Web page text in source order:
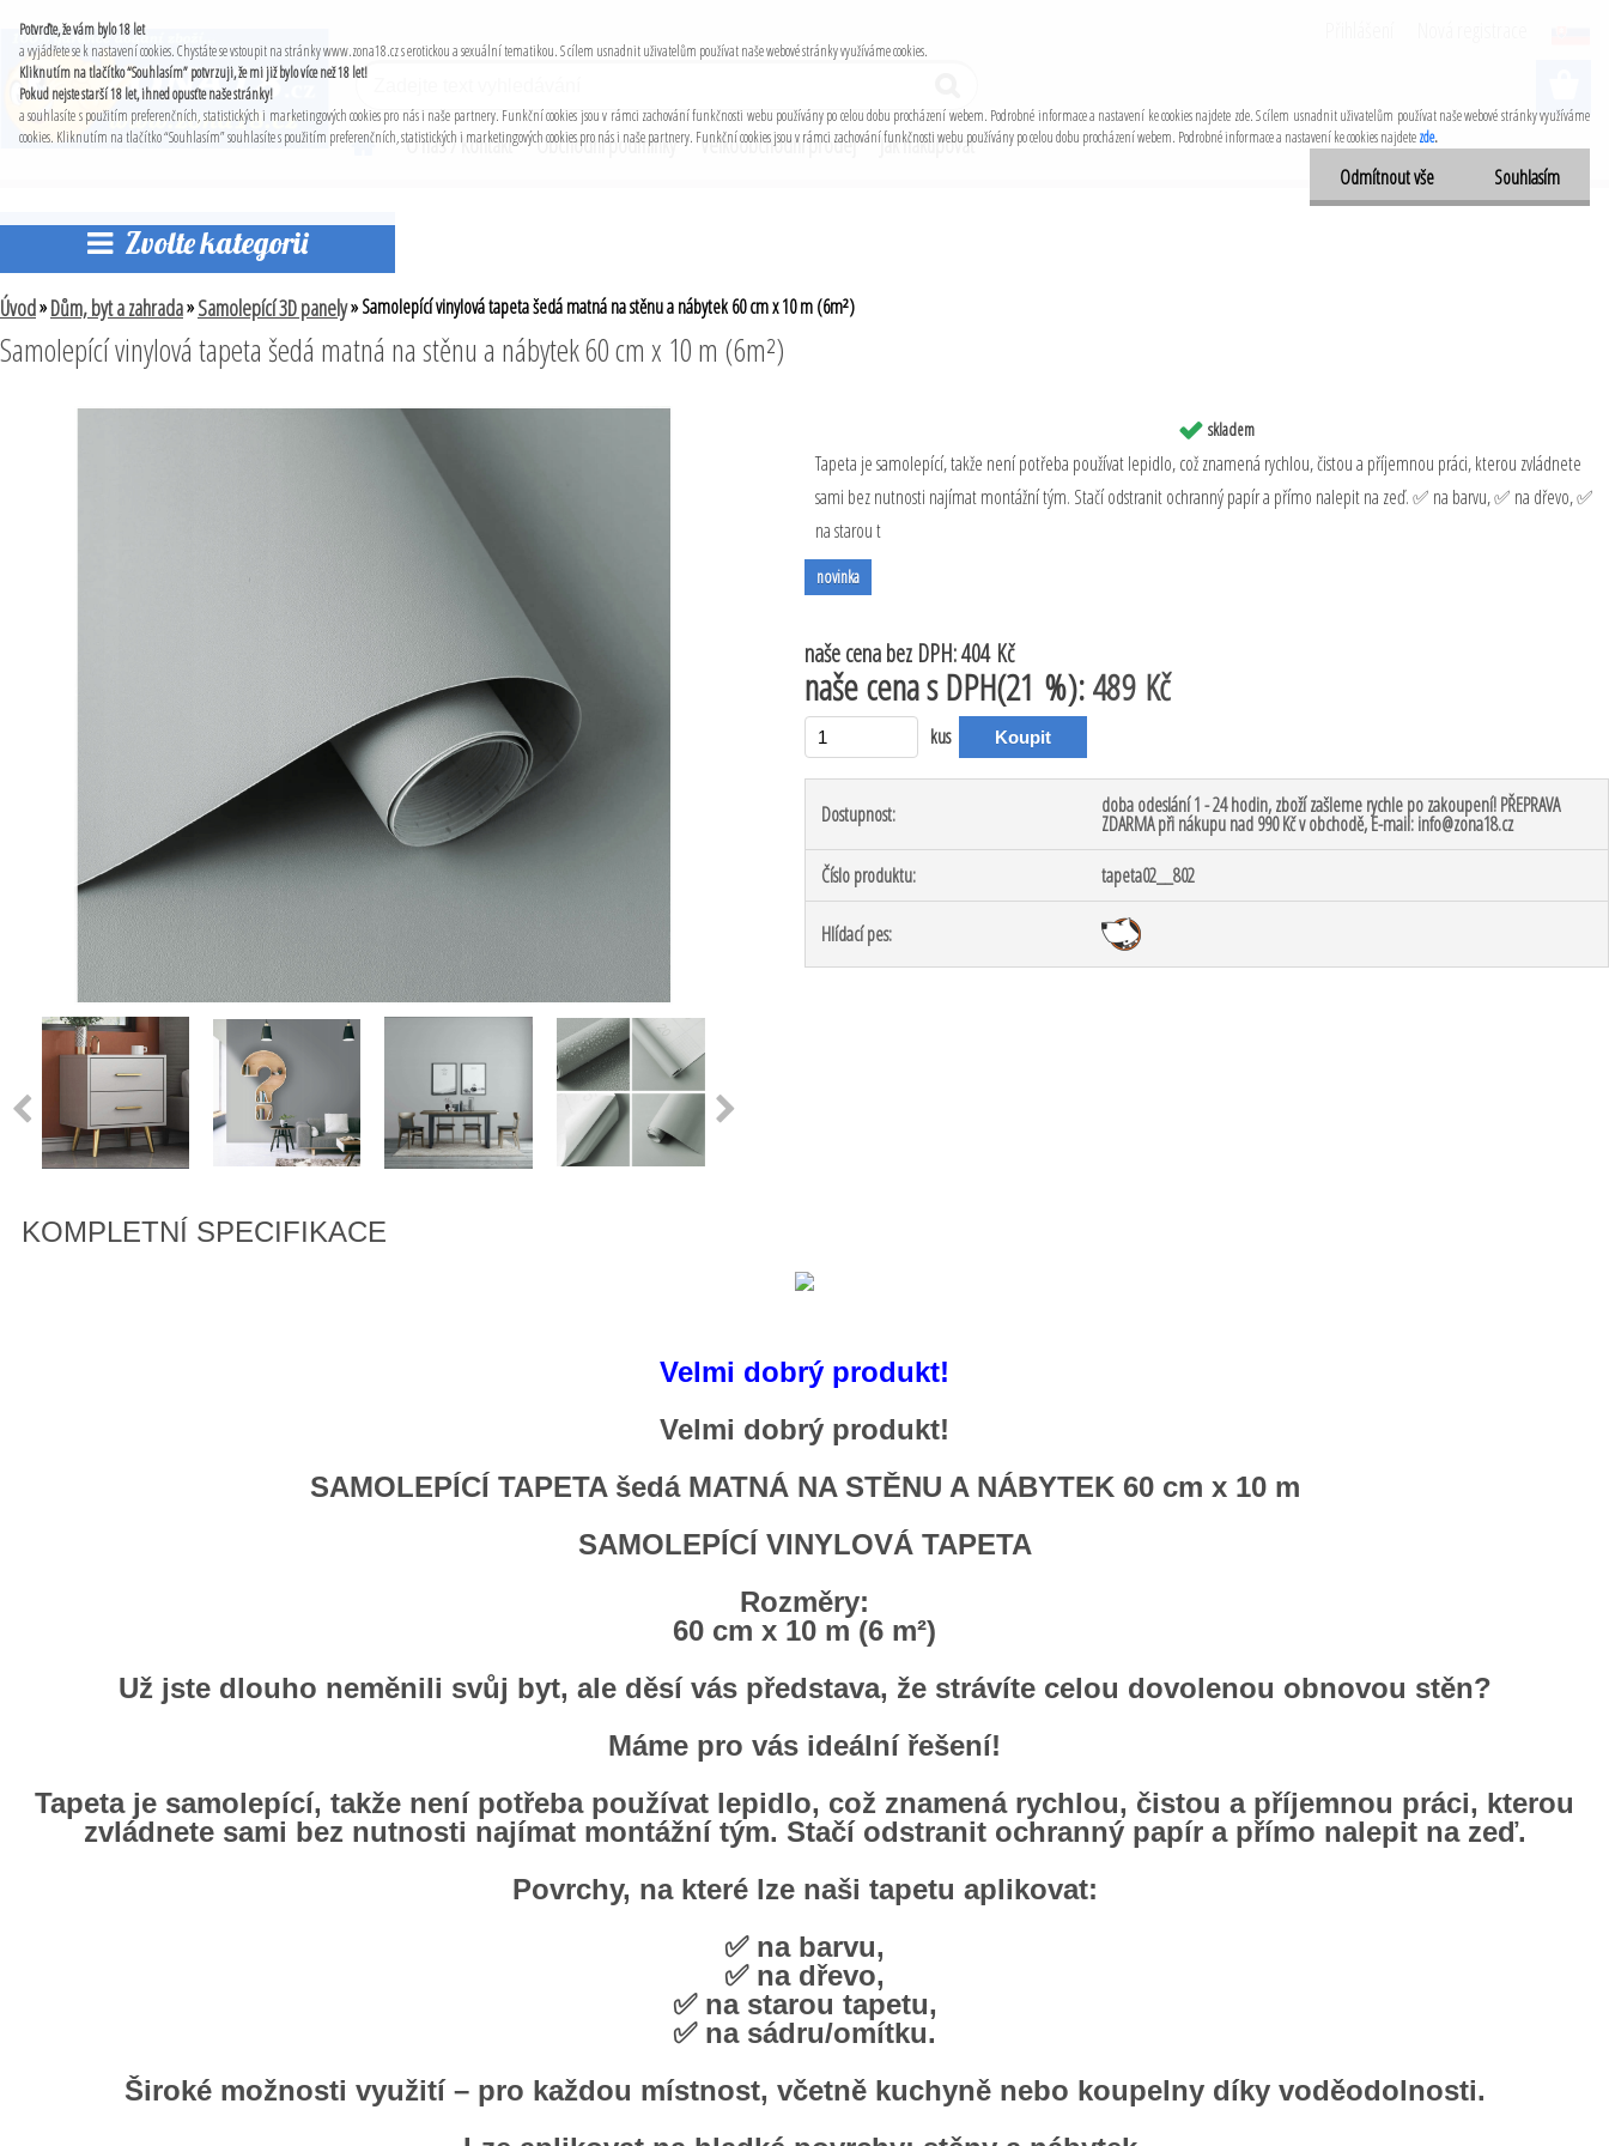
Potvrďte, že vám bylo 18 let
a vyjádřete se k nastavení cookies. Chystáte se vstoupit na stránky www.zona18.cz s erotickou a sexuální tematikou. S cílem usnadnit uživatelům používat naše webové stránky využíváme cookies.
Kliknutím na tlačítko “Souhlasím” potvrzuji, že mi již bylo více než 18 let!
Pokud nejste starší 18 let, ihned opusťte naše stránky!
a souhlasíte s použitím preferenčních, statistických i marketingových cookies pro nás i naše partnery. Funkční cookies jsou v rámci zachování funkčnosti webu používány po celou dobu procházení webem. Podrobné informace a nastavení ke cookies najdete zde. S cílem usnadnit uživatelům používat naše webové stránky využíváme
cookies. Kliknutím na tlačítko “Souhlasím” souhlasíte s použitím preferenčních, statistických i marketingových cookies pro nás i naše partnery. Funkční cookies jsou v rámci zachování funkčnosti webu používány po celou dobu procházení webem. Podrobné informace a nastavení ke cookies najdetezde.
Odmítnout vše Souhlasím
O nás / Kontakt Obchodní podmínky Velkoobchodní prodej Jak nakupovat
Zvolte kategorii
Úvod»Dům, byt a zahrada»Samolepící 3D panely»Samolepící vinylová tapeta šedá matná na stěnu a nábytek 60 cm x 10 m (6m²)
Samolepící vinylová tapeta šedá matná na stěnu a nábytek 60 cm x 10 m (6m²)
skladem
Tapeta je samolepící, takže není potřeba používat lepidlo, což znamená rychlou, čistou a příjemnou práci, kterou zvládnete
sami bez nutnosti najímat montážní tým. Stačí odstranit ochranný papír a přímo nalepit na zeď. ✅ na barvu, ✅ na dřevo, ✅
na starou t
novinka
naše cenabez DPH:404 Kč
naše cenas DPH(21 %):489 Kč
kus
Dostupnost: doba odeslání 1 - 24 hodin, zboží zašleme rychle po zakoupení! PŘEPRAVA
ZDARMA při nákupu nad 990 Kč v obchodě, E-mail: info@zona18.cz
Číslo produktu:
tapeta02__802
Hlídací pes:
KOMPLETNÍ SPECIFIKACE
Velmi dobrý produkt!
Velmi dobrý produkt!
SAMOLEPÍCÍ TAPETA šedáMATNÁ NA STĚNU A NÁBYTEK 60 cm x 10 m
SAMOLEPÍCÍ VINYLOVÁ TAPETA
Rozměry:
60 cm x 10 m (6 m²)
Už jste dlouho neměnili svůj byt, ale děsí vás představa, že strávíte celou dovolenou obnovou stěn?
Máme pro vás ideální řešení!
Tapeta je samolepící, takže není potřeba používat lepidlo, což znamená rychlou, čistou a příjemnou práci, kterou
zvládnete sami bez nutnosti najímat montážní tým. Stačí odstranit ochranný papír a přímo nalepit na zeď.
Povrchy, na které lze naši tapetu aplikovat:
✅ na barvu,
✅ na dřevo,
✅ na starou tapetu,
✅ na sádru/omítku.
Široké možnosti využití – pro každou místnost, včetně kuchyně nebo koupelny díky voděodolnosti.